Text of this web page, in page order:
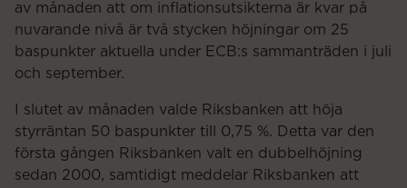
av månaden att om inflationsutsikterna är kvar på
nuvarande nivå är två stycken höjningar om 25
baspunkter aktuella under ECB:s sammanträden i juli
och september.
I slutet av månaden valde Riksbanken att höja
styrräntan 50 baspunkter till 0,75 %. Detta var den
första gången Riksbanken valt en dubbelhöjning
sedan 2000, samtidigt meddelar Riksbanken att